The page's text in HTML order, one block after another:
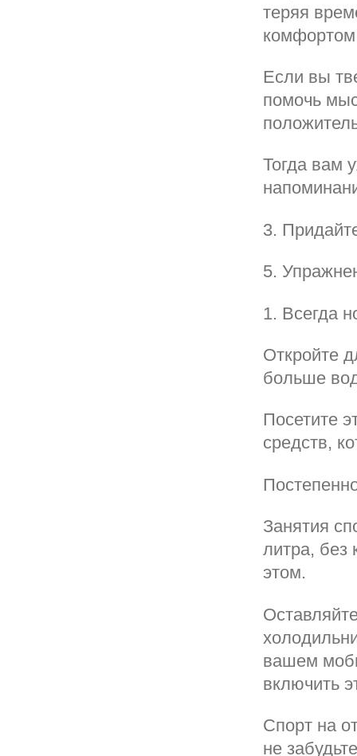
теряя
Если вы
помочь
Тогда вам
3.
5.
1. Всегда
Откройте
больше
Посетите
средств,
Занятия
литра, без
этом.
вашем
включить
Спорт на
не